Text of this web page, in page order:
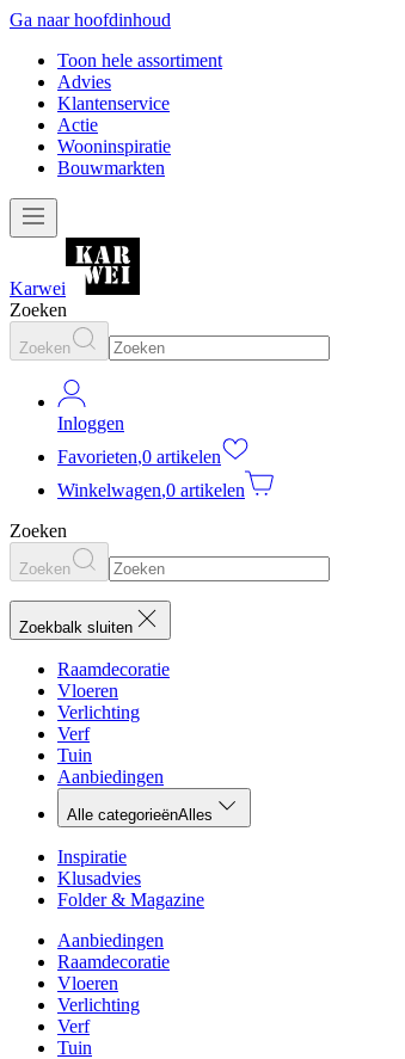
Ga naar hoofdinhoud
Toon hele assortiment
Advies
Klantenservice
Actie
Wooninspiratie
Bouwmarkten
Karwei
Zoeken
Zoeken
Inloggen
Favorieten,0 artikelen
Winkelwagen,0 artikelen
Zoeken
Zoeken
Zoekbalk sluiten
Raamdecoratie
Vloeren
Verlichting
Verf
Tuin
Aanbiedingen
Alle categorieënAlles
Inspiratie
Klusadvies
Folder & Magazine
Aanbiedingen
Raamdecoratie
Vloeren
Verlichting
Verf
Tuin